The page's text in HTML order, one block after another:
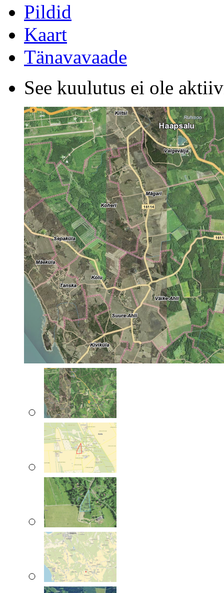
Pildid
Kaart
Tänavavaade
See kuulutus ei ole